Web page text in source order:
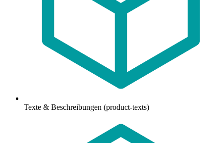
Texte & Beschreibungen (product-texts)